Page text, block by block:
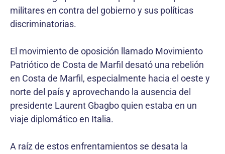
militares en contra del gobierno y sus políticas
discriminatorias.
El movimiento de oposición llamado Movimiento
Patriótico de Costa de Marfil desató una rebelión
en Costa de Marfil, especialmente hacia el oeste y
norte del país y aprovechando la ausencia del
presidente Laurent Gbagbo quien estaba en un
viaje diplomático en Italia.
A raíz de estos enfrentamientos se desata la